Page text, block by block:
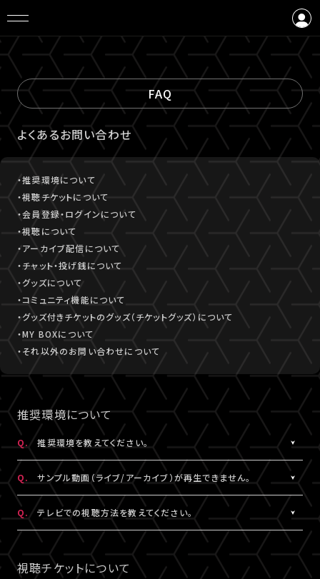
会員登録
FAQ
よくあるお問い合わせ
・推奨環境について
・視聴チケットについて
・会員登録・ログインについて
・視聴について
・アーカイブ配信について
・チャット・投げ銭について
・グッズについて
・コミュニティ機能について
・グッズ付きチケットのグッズ（チケットグッズ）について
・MY BOXについて
・それ以外のお問い合わせについて
推奨環境について
Q. 推奨環境を教えてください。
A. こちらより推奨環境をご確認ください。
Q. サンプル動画（ライブ/アーカイブ）が再生できません。
A. 推奨環境 をご確認ください。推奨環境でも再生できない場合はこち
らにお問い合わせください。
Q. テレビでの視聴方法を教えてください。
A. テレビでの視聴方法の⼀例を こちら
でご紹介しております。
テレビ視聴は、当サービスの推奨環境ではありません。
参考にされる際は、あくまで推奨環境ではないことをご理解・ご了
視聴チケットについて